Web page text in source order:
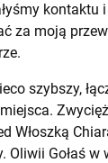
kontaktu
za moją
szybszy,
Włoszką
Oliwii Gołaś w